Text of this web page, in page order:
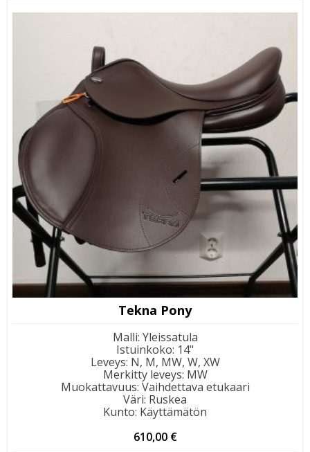
Tekna Pony
Malli: Yleissatula
Istuinkoko: 14"
Leveys: N, M, MW, W, XW
Merkitty leveys: MW
Muokattavuus: Vaihdettava etukaari
Väri: Ruskea
Kunto: Käyttämätön
610,00 €